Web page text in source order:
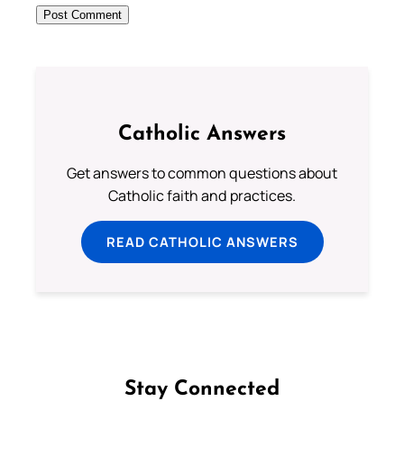
Catholic Answers
Get answers to common questions about
Catholic faith and practices.
READ CATHOLIC ANSWERS
Stay Connected